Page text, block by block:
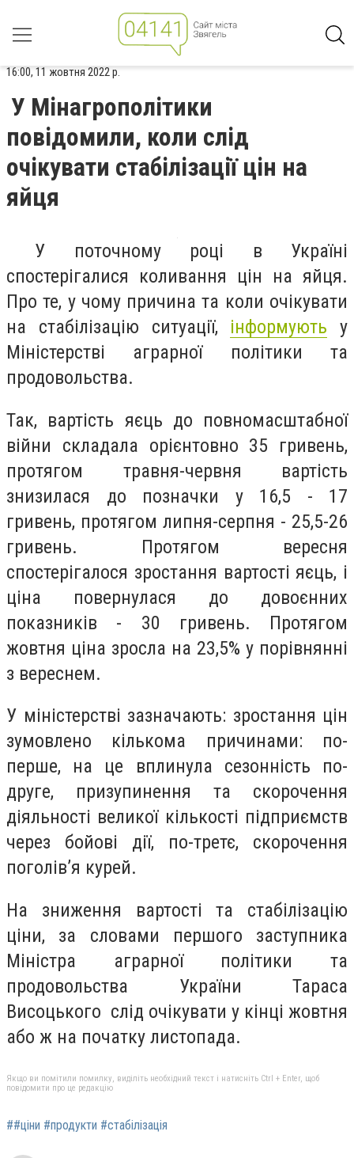
16:00, 11 жовтня 2022 р.
У Мінагрополітики
повідомили, коли слід
очікувати стабілізації цін на
яйця
У поточному році в Україні
спостерігалися коливання цін на яйця.
Про те, у чому причина та коли очікувати
на стабілізацію ситуації, інформують у
Міністерстві аграрної політики та
продовольства.
Так, вартість яєць до повномасштабної
війни складала орієнтовно 35 гривень,
протягом травня-червня вартість
знизилася до позначки у 16,5 - 17
гривень, протягом липня-серпня - 25,5-26
гривень. Протягом вересня
спостерігалося зростання вартості яєць, і
ціна повернулася до довоєнних
показників - 30 гривень. Протягом
жовтня ціна зросла на 23,5% у порівнянні
з вереснем.
У міністерстві зазначають: зростання цін
зумовлено кількома причинами: по-
перше, на це вплинула сезонність по-
друге, призупинення та скорочення
діяльності великої кількості підприємств
через бойові дії, по-третє, скорочення
поголів’я курей.
На зниження вартості та стабілізацію
ціни, за словами першого заступника
Міністра аграрної політики та
продовольства України Тараса
Висоцького слід очікувати у кінці жовтня
або ж на початку листопада.
Якщо ви помітили помилку, виділіть необхідний текст і натисніть Ctrl + Enter, щоб
повідомити про це редакцію
##ціни #продукти #стабілізація